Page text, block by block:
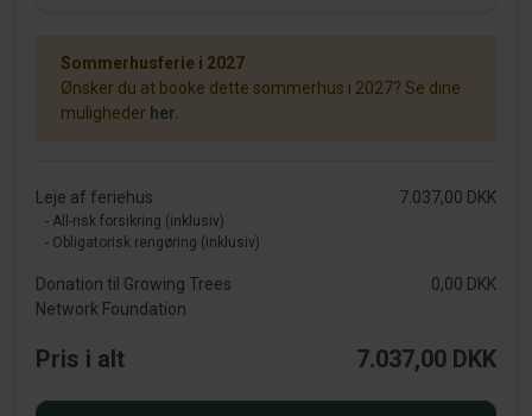
Sommerhusferie i 2027
Ønsker du at booke dette sommerhus i 2027? Se dine
muligheder her.
Leje af feriehus
- All-risk forsikring (inklusiv)
- Obligatorisk rengøring (inklusiv)
7.037,00 DKK
Donation til Growing Trees
Network Foundation
0,00 DKK
Pris i alt 7.037,00 DKK